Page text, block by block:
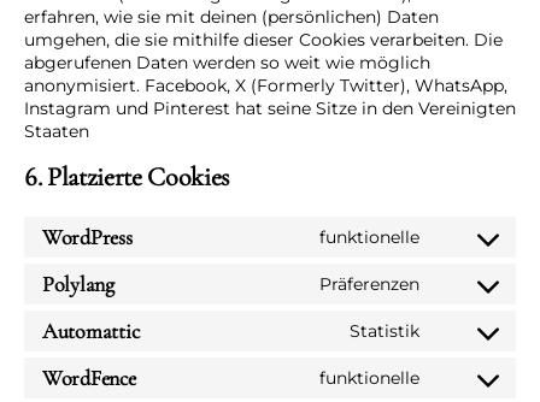
erfahren, wie sie mit deinen (persönlichen) Daten
umgehen, die sie mithilfe dieser Cookies verarbeiten. Die
abgerufenen Daten werden so weit wie möglich
anonymisiert. Facebook, X (Formerly Twitter), WhatsApp,
Instagram und Pinterest hat seine Sitze in den Vereinigten
Staaten
6. Platzierte Cookies
WordPress funktionelle
Consent
wordpress
Polylang Präferenzen
Consent
polylang
Automattic Statistik
Consent
WordFence funktionelle
Consent